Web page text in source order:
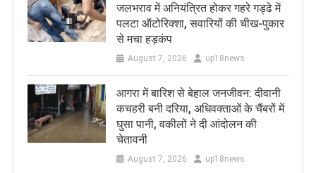
जलभराव में अनियंत्रित होकर गहरे गड्ढे में
पलटा ऑटोरिक्शा, सवारियों की चीख-पुकार
से मचा हड़कंप
August 7, 2026 up18news
आगरा में बारिश से बेहाल जनजीवन: दीवानी
कचहरी बनी दरिया, अधिवक्ताओं के चैंबरों में
घुसा पानी, वकीलों ने दी आंदोलन की
चेतावनी
August 7, 2026 up18news